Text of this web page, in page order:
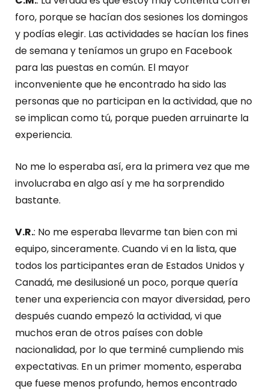
foro, porque se hacían dos sesiones los domingos
y podías elegir. Las actividades se hacían los fines
de semana y teníamos un grupo en Facebook
para las puestas en común. El mayor
inconveniente que he encontrado ha sido las
personas que no participan en la actividad, que no
se implican como tú, porque pueden arruinarte la
experiencia.
No me lo esperaba así, era la primera vez que me
involucraba en algo así y me ha sorprendido
bastante.
V.R.: No me esperaba llevarme tan bien con mi
equipo, sinceramente. Cuando vi en la lista, que
todos los participantes eran de Estados Unidos y
Canadá, me desilusioné un poco, porque quería
tener una experiencia con mayor diversidad, pero
después cuando empezó la actividad, vi que
muchos eran de otros países con doble
nacionalidad, por lo que terminé cumpliendo mis
expectativas. En un primer momento, esperaba
que fuese menos profundo, hemos encontrado